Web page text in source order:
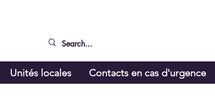
Unités locales Contacts en cas d'urgence